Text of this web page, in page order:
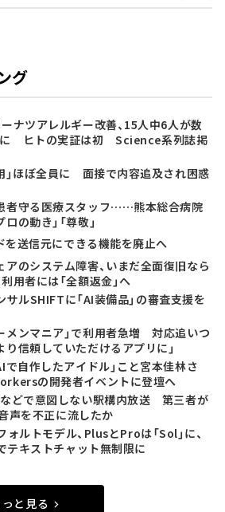
グ
ーナツアレルギー改善、15人中6人が数
に ヒトの実証は初 Science系列誌掲
」ほぼ全員に 面接で内容追及され困惑
者守る医療スタッフ……熊本総合病院
の動き」「尊敬」
を送信元にできる機能を廃止へ
アのシステム障害、いまだ全面復旧なら
者には「全額返金」へ
サルSHIFTに「AI装備品」の審査支援を
メンマニア」で利用者急増 対応追いつ
信頼していただけるアプリに」
で自作したアイドル」こと宮本佳林さ
の開発者イベントに登壇へ
などで意図しない駅構内放送 第三者が
声を不正に流したか
ォルトモデル、PlusとProは「Sol」に、
テキストチャット無制限に
と見る